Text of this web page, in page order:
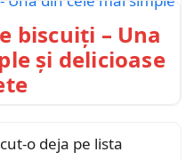
biscuiți – Una
și delicioase